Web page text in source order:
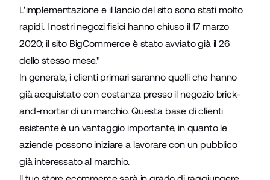
L'implementazione e il lancio del sito sono stati molto
rapidi. I nostri negozi fisici hanno chiuso il 17 marzo
2020; il sito BigCommerce è stato avviato già il 26
dello stesso mese."
In generale, i clienti primari saranno quelli che hanno
già acquistato con costanza presso il negozio brick-
and-mortar di un marchio. Questa base di clienti
esistente è un vantaggio importante, in quanto le
aziende possono iniziare a lavorare con un pubblico
già interessato al marchio.